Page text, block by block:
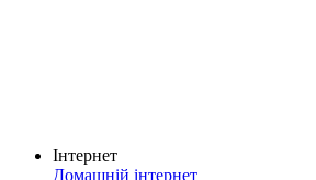
Інтернет
Домашній інтернет